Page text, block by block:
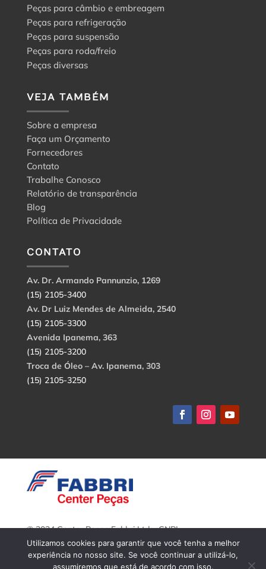
Peças para câmbio e embreagem
Peças para refrigeração
Peças para suspensão
Peças para roda/freio
Peças diversas
VEJA TAMBÉM
Sobre a empresa
Faça um Orçamento
Fornecedores
Contato
Trabalhe Conosco
Relatório de transparência
Blog
Política de Privacidade
CONTATO
Av. Dr. Armando Pannunzio, 1269
(15) 2105-3400
Av. Dr Luiz Mendes de Almeida, 2540
(15) 2105-3300
Avenida Ipanema, 363
(15) 2105-3200
Troca de Óleo – Av. Ipanema, 303
(15) 2105-3250
© 2024 Center Peças Fabbri Ltda. CNPJ:
56.908.650/0001-94.
Todos os direitos reservados.
Utilizamos cookies para garantir que você tenha a melhor
experiência no nosso site. Se você continuar a utilizá-lo,
assumiremos que está de acordo com isso.